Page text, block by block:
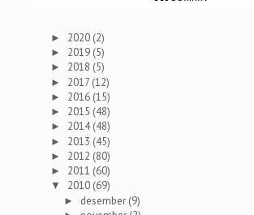
► 2020 (2)
► 2019 (5)
► 2018 (5)
► 2017 (12)
► 2016 (15)
► 2015 (48)
► 2014(48)
► 2013 (45)
► 2012 (80)
► 2011 (60)
▼ 2010 (69)
► desember (9)